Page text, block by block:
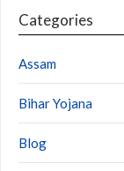
Categories
Assam
Bihar Yojana
Blog